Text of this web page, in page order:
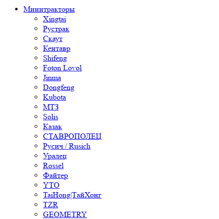
Минитракторы
Xingtai
Рустрак
Скаут
Кентавр
Shifeng
Foton Lovol
Jinma
Dongfeng
Kubota
МТЗ
Solis
Казак
СТАВРОПОЛЕЦ
Русич / Rusich
Уралец
Rossel
Файтер
YTO
TaiHong|ТайХонг
TZR
GEOMETRY